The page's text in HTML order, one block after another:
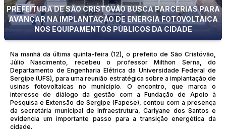
PREFEITURA DE SÃO CRISTÓVÃO BUSCA PARCERIAS PARA
AVANÇAR NA IMPLANTAÇÃO DE ENERGIA FOTOVOLTAICA
NOS EQUIPAMENTOS PÚBLICOS DA CIDADE
Na manhã da última quinta-feira (12), o prefeito de São Cristóvão,
Júlio Nascimento, recebeu o professor Milthon Serna, do
Departamento de Engenharia Elétrica da Universidade Federal de
Sergipe (UFS), para uma reunião estratégica sobre a implantação de
usinas fotovoltaicas no município. O encontro, que marca o
interesse de diálogo da gestão com a Fundação de Apoio à
Pesquisa e Extensão de Sergipe (Fapese), contou com a presença
da secretária municipal de Infraestrutura, Carlyane dos Santos e
evidencia um importante passo para a transição energética da
cidade.